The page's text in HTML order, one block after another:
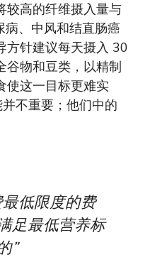
较高的纤维摄入量与
、中风和结直肠癌
方针建议每天摄入 30
谷物和豆类，以精制
使这一目标更难实
不重要；他们中的
低限度的费
足最低营养标
”